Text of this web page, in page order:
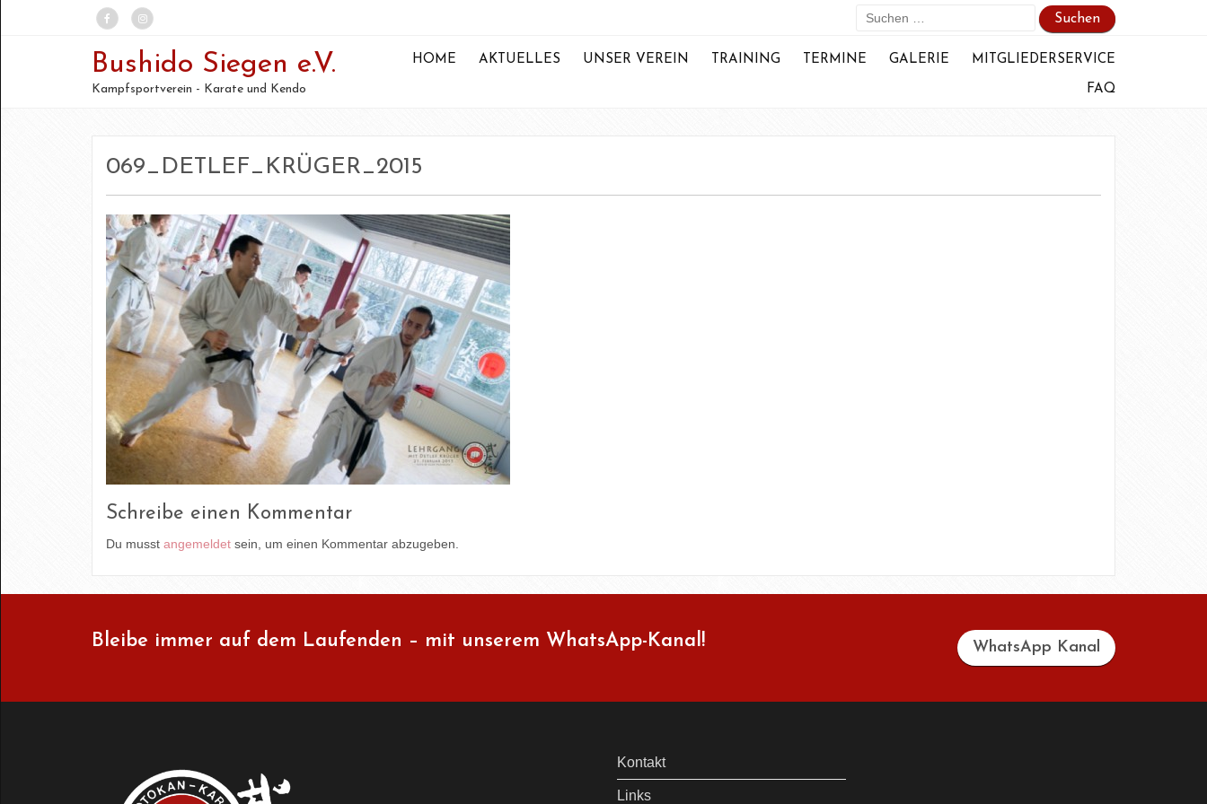
Suchen
nach:
Bushido Siegen e.V.
Kampfsportverein - Karate und Kendo
HOME AKTUELLES UNSER VEREIN TRAINING TERMINE GALERIE MITGLIEDERSERVICE
FAQ
069_DETLEF_KRÜGER_2015
Schreibe einen Kommentar
Du musst angemeldet sein, um einen Kommentar abzugeben.
Bleibe immer auf dem Laufenden – mit unserem WhatsApp-Kanal! WhatsApp Kanal
Kontakt
Links